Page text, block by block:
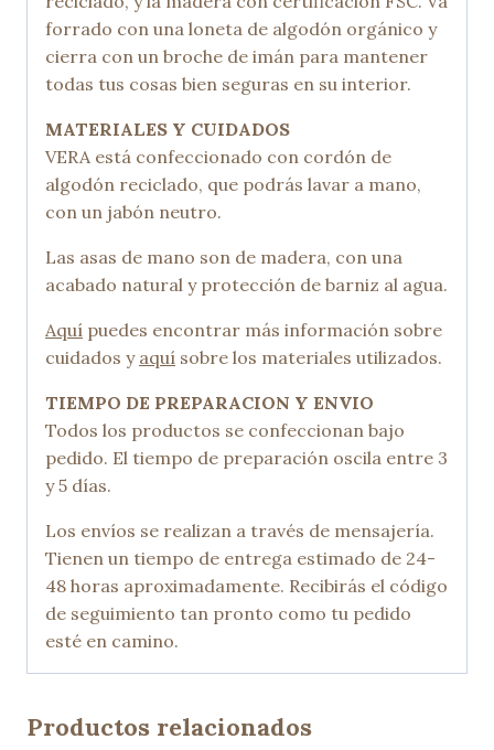
forrado con una loneta de algodón orgánico y
cierra con un broche de imán para mantener
todas tus cosas bien seguras en su interior.
MATERIALES Y CUIDADOS
VERA está confeccionado con cordón de
algodón reciclado, que podrás lavar a mano,
con un jabón neutro.
Las asas de mano son de madera, con una
acabado natural y protección de barniz al agua.
Aquí puedes encontrar más información sobre
cuidados y aquí sobre los materiales utilizados.
TIEMPO DE PREPARACION Y ENVIO
Todos los productos se confeccionan bajo
pedido. El tiempo de preparación oscila entre 3
y 5 días.
Los envíos se realizan a través de mensajería.
Tienen un tiempo de entrega estimado de 24-
48 horas aproximadamente. Recibirás el código
de seguimiento tan pronto como tu pedido
esté en camino.
Productos relacionados